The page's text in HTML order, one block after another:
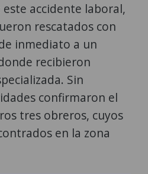
accidente laboral,
rescatados con
inmediato a un
recibieron
Sin
confirmaron el
tres obreros, cuyos
en la zona